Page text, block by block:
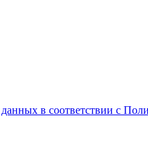
в соответствии с